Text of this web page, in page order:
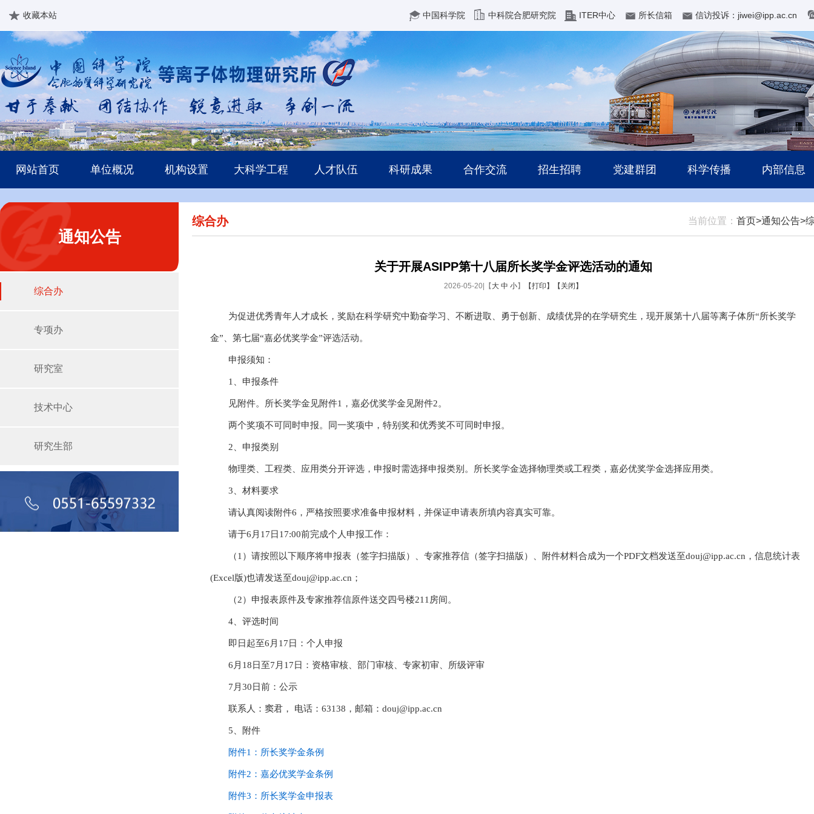
收藏本站 中国科学院 中科院合肥研究院 ITER中心 所长信箱 信访投诉：jiwei@ipp.ac.cn
网站首页 单位概况 机构设置 大科学工程 人才队伍 科研成果 合作交流 招生招聘 党建群团 科学传播 内部信息
通知公告
综合办
专项办
研究室
技术中心
研究生部
当前位置： 首页>通知公告>
综合办
关于开展ASIPP第十八届所长奖学金评选活动的通知
2026-05-20|【 大 中 小】 【打印】 【关闭】
为促进优秀青年人才成长，奖励在科学研究中勤奋学习、不断进取、勇于创新、成绩优异的在学研究生，现开展第十八届等离子体所“所长奖学
金”、第七届“嘉必优奖学金”评选活动。
申报须知：
1、申报条件
见附件。所长奖学金见附件1，嘉必优奖学金见附件2。
两个奖项不可同时申报。同一奖项中，特别奖和优秀奖不可同时申报。
2、申报类别
物理类、工程类、应用类分开评选，申报时需选择申报类别。所长奖学金选择物理类或工程类，嘉必优奖学金选择应用类。
3、材料要求
请认真阅读附件6，严格按照要求准备申报材料，并保证申请表所填内容真实可靠。
请于6月17日17:00前完成个人申报工作：
（1）请按照以下顺序将申报表（签字扫描版）、专家推荐信（签字扫描版）、附件材料合成为一个PDF文档发送至douj@ipp.ac.cn，信息统计表
(Excel版)也请发送至douj@ipp.ac.cn；
（2）申报表原件及专家推荐信原件送交四号楼211房间。
4、评选时间
即日起至6月17日：个人申报
6月18日至7月17日：资格审核、部门审核、专家初审、所级评审
7月30日前：公示
联系人：窦君， 电话：63138，邮箱：douj@ipp.ac.cn
5、附件
附件1：所长奖学金条例
附件2：嘉必优奖学金条例
附件3：所长奖学金申报表